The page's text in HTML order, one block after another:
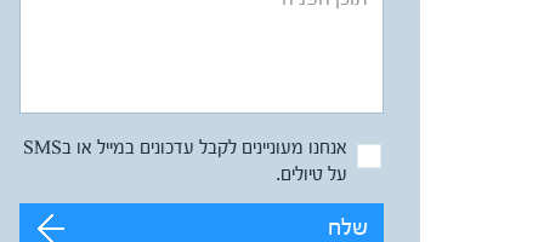
אנחנו מעוניינים לקבל עדכונים במייל או בSMS
על טיולים.
שלח